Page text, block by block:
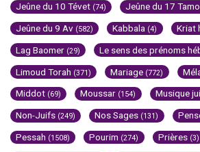
Jeûne du 10 Tévet (74) Jeûne du 17
Jeûne du 9 Av (582) Kabbala (4) Kriat
Lag Baomer (29) Le sens des prénoms
Limoud Torah (371) Mariage (772)
Middot (69) Moussar (154) Musique
Non-Juifs (249) Nos Sages (131)
Pessah (1508) Pourim (274) Prières (3)